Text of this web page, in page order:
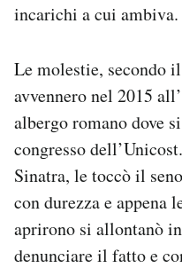
incarichi a cui ambiva.
Le molestie, secondo
avvennero nel 2015
albergo romano dove
congresso
Sinatra, le toccò il
con durezza e appena
aprirono si allontanò
denunciare il fatto e